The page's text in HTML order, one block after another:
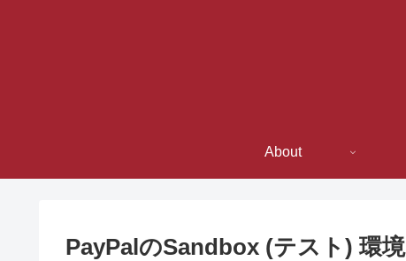
About
PayPalのSandbox (テスト) 環境